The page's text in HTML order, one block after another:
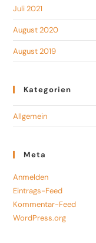
Juli 2021
August 2020
August 2019
Kategorien
Allgemein
Meta
Anmelden
Eintrags-Feed
Kommentar-Feed
WordPress.org